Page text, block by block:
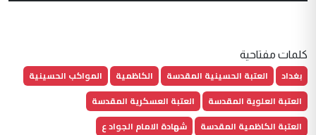
كلمات مفتاحية
بغداد العتبة الحسينية المقدسة الكاظمية
المواكب الحسينية
العتبة العلوية المقدسة
العتبة العسكرية المقدسة
العتبة الكاظمية المقدسة
شهادة الامام الجواد ع